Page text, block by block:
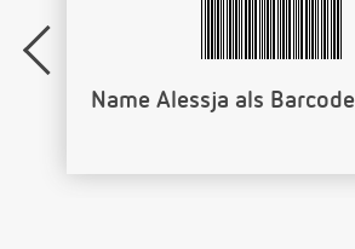
Name Alessja als Barcode